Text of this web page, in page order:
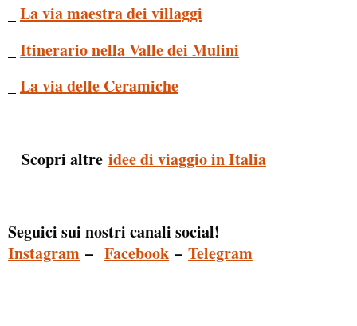
La via maestra dei villaggi
Itinerario nella Valle dei Mulini
La via delle Ceramiche
_ Scopri altre idee di viaggio in Italia
Seguici sui nostri canali social!
Instagram – Facebook – Telegram